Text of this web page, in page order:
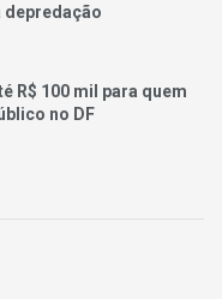
depredação
R$ 100 mil para quem
no DF